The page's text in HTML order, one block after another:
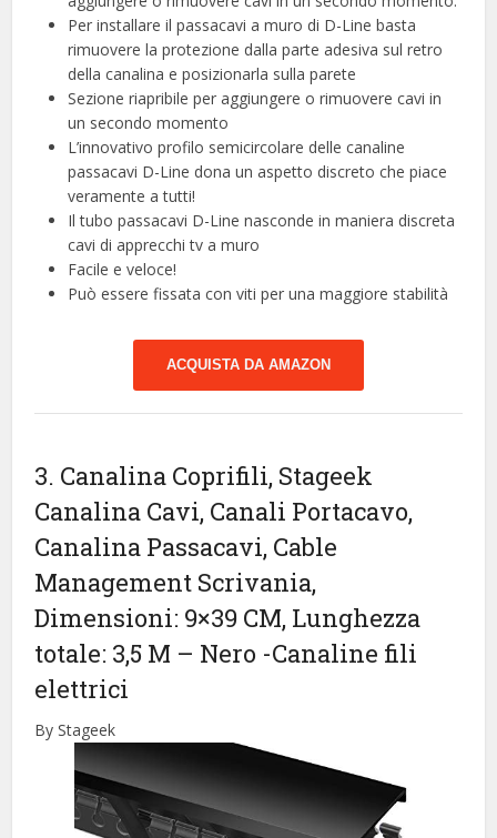
Per installare il passacavi a muro di D-Line basta
rimuovere la protezione dalla parte adesiva sul retro
della canalina e posizionarla sulla parete
Sezione riapribile per aggiungere o rimuovere cavi in
un secondo momento
L’innovativo profilo semicircolare delle canaline
passacavi D-Line dona un aspetto discreto che piace
veramente a tutti!
Il tubo passacavi D-Line nasconde in maniera discreta
cavi di apprecchi tv a muro
Facile e veloce!
Può essere fissata con viti per una maggiore stabilità
ACQUISTA DA AMAZON
3. Canalina Coprifili, Stageek
Canalina Cavi, Canali Portacavo,
Canalina Passacavi, Cable
Management Scrivania,
Dimensioni: 9×39 CM, Lunghezza
totale: 3,5 M – Nero -Canaline fili
elettrici
By Stageek